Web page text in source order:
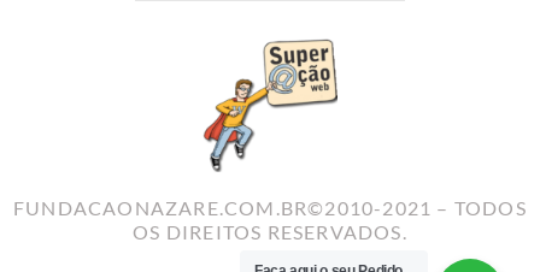
FUNDACAONAZARE.COM.BR©2010-2021 – TODOS
OS DIREITOS RESERVADOS.